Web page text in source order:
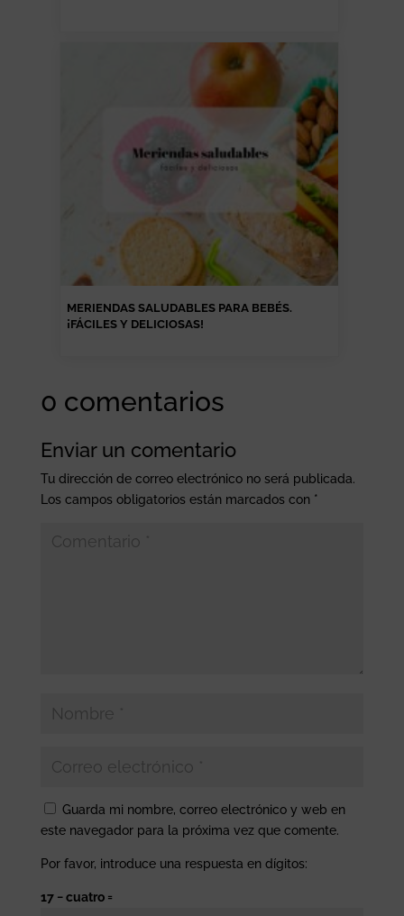
MERIENDAS SALUDABLES PARA BEBÉS.
¡FÁCILES Y DELICIOSAS!
0 comentarios
Enviar un comentario
Tu dirección de correo electrónico no será publicada.
Los campos obligatorios están marcados con *
Guarda mi nombre, correo electrónico y web en
este navegador para la próxima vez que comente.
Por favor, introduce una respuesta en dígitos:
17 − cuatro =